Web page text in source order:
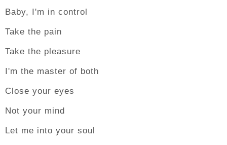
Baby, I'm in control
Take the pain
Take the pleasure
I'm the master of both
Close your eyes
Not your mind
Let me into your soul